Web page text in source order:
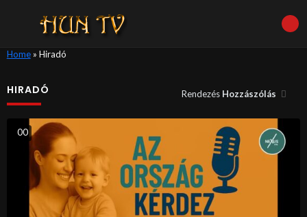
Home» Hiradó
HIRADÓ Rendezés Hozzászólás
00